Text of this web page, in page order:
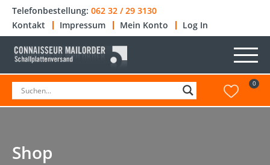
Telefonbestellung: 062 32 / 29 3130
Kontakt
Impressum Mein Konto Log In
0
Shop